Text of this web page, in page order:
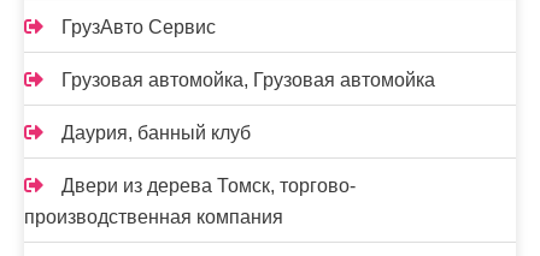
ГрузАвто Сервис
Грузовая автомойка, Грузовая автомойка
Даурия, банный клуб
Двери из дерева Томск, торгово-
производственная компания